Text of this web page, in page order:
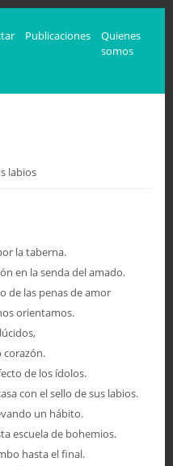
Publicaciones
Quienes
somos
labios
la taberna.
en la senda del amado.
de las penas de amor
orientamos.
corazón.
de los ídolos.
con el sello de sus labios.
un hábito.
escuela de bohemios.
hasta el final.